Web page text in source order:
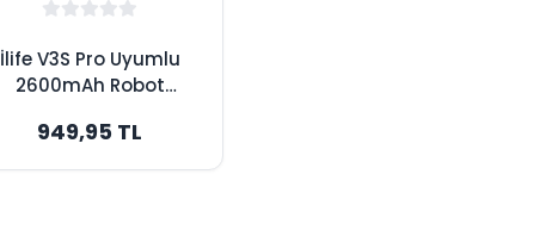
İlife V3S Pro Uyumlu
2600mAh Robot
Orijinal Kapasite
949,95 TL